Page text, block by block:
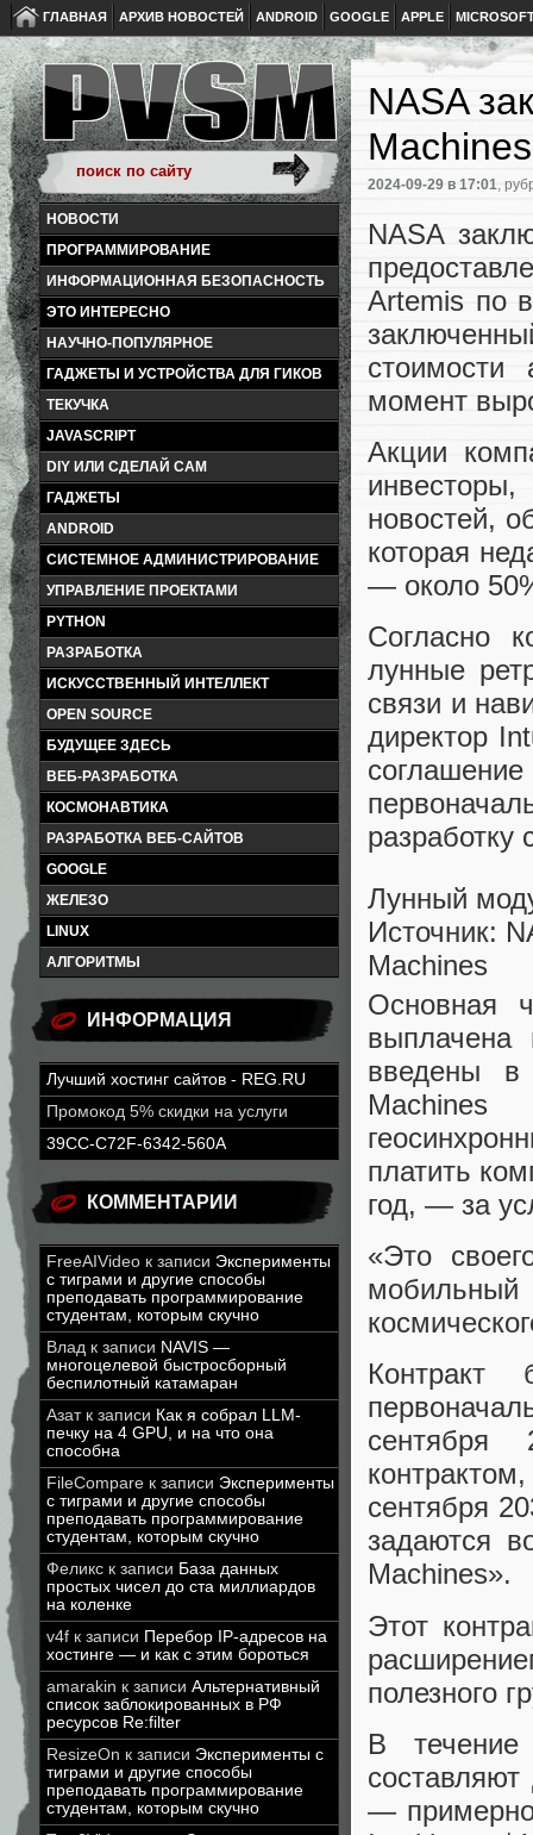
ГЛАВНАЯ АРХИВ НОВОСТЕЙ ANDROID GOOGLE APPLE
НОВОСТИ
ПРОГРАММИРОВАНИЕ
ИНФОРМАЦИОННАЯ БЕЗОПАСНОСТЬ
ЭТО ИНТЕРЕСНО
НАУЧНО-ПОПУЛЯРНОЕ
ГАДЖЕТЫ И УСТРОЙСТВА ДЛЯ ГИКОВ
ТЕКУЧКА
JAVASCRIPT
DIY ИЛИ СДЕЛАЙ САМ
ГАДЖЕТЫ
ANDROID
СИСТЕМНОЕ АДМИНИСТРИРОВАНИЕ
УПРАВЛЕНИЕ ПРОЕКТАМИ
PYTHON
РАЗРАБОТКА
ИСКУССТВЕННЫЙ ИНТЕЛЛЕКТ
OPEN SOURCE
БУДУЩЕЕ ЗДЕСЬ
ВЕБ-РАЗРАБОТКА
КОСМОНАВТИКА
РАЗРАБОТКА ВЕБ-САЙТОВ
GOOGLE
ЖЕЛЕЗО
LINUX
АЛГОРИТМЫ
ИНФОРМАЦИЯ
Лучший хостинг сайтов - REG.RU
Промокод 5% скидки на услуги
39CC-C72F-6342-560A
КОММЕНТАРИИ
FreeAIVideo к записи Эксперименты
с тиграми и другие способы
преподавать программирование
студентам, которым скучно
Влад к записи NAVIS —
многоцелевой быстросборный
беспилотный катамаран
Азатк записи Как я собрал LLM-
печку на 4 GPU, и на что она
способна
FileCompare к записи Эксперименты
с тиграми и другие способы
преподавать программирование
студентам, которым скучно
Феликс к записи База данных
простых чисел до ста миллиардов
на коленке
v4f к записи Перебор IP-адресов на
хостинге — и как с этим бороться
amarakin к записи Альтернативный
список заблокированных в РФ
ресурсов Re:filter
ResizeOn к записи Эксперименты с
тиграми и другие способы
преподавать программирование
студентам, которым скучно
NASA
2024-09-29 в 17:01,
NASA
Artemis по
стоимости
момент
Акции
новостей,
которая
— около
Согласно
лунные
связи и
директор
разработку
Лунный
Источник:
Machines
Основная
выплачена
введены в
платить
год, — за
«Это
сентября
сентября
задаются
Machines».
Этот
полезного
В
— примерно